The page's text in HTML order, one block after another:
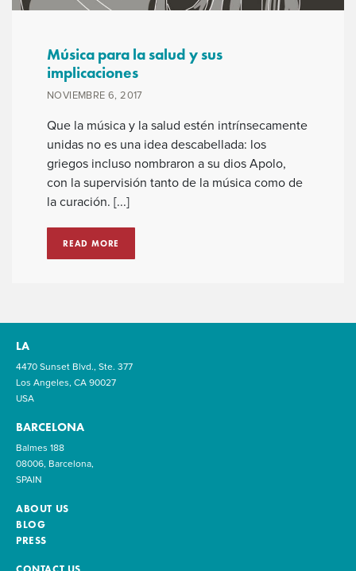
Música para la salud y sus
implicaciones
NOVIEMBRE 6, 2017
Que la música y la salud estén intrínsecamente
unidas no es una idea descabellada: los
griegos incluso nombraron a su dios Apolo,
con la supervisión tanto de la música como de
la curación. [...]
READ MORE
LA
4470 Sunset Blvd., Ste. 377
Los Angeles, CA 90027
USA
BARCELONA
Balmes 188
08006, Barcelona,
SPAIN
ABOUT US
BLOG
PRESS